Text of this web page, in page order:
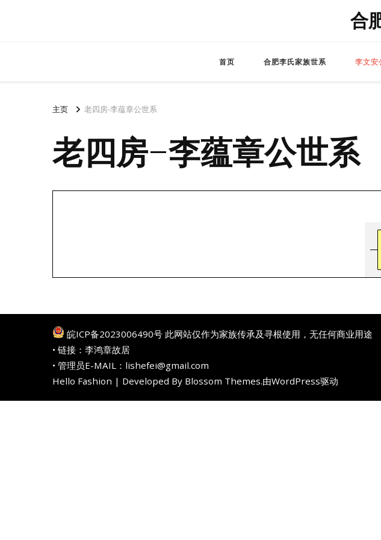
合
首页 合肥李氏家族世系 李文安
主页 老四房-李蕴章公世系
老四房-李蕴章公世系
皖ICP备2023006490号 此网站仅作为家族传承及寻根使用，无任何商业用途
• 链接： 李鸿章故居
• 管理员E-MAIL：lishefei@gmail.com
Hello Fashion | Developed By Blossom Themes.由WordPress驱动